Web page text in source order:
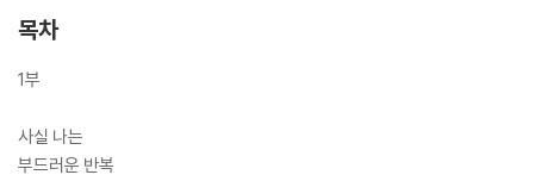
목차
1부
사실 나는
부드러운 반복